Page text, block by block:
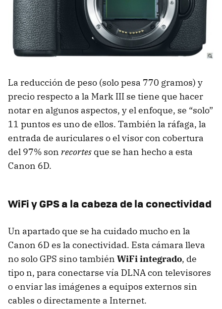
La reducción de peso (solo pesa 770 gramos) y
precio respecto a la Mark III se tiene que hacer
notar en algunos aspectos, y el enfoque, se “solo”
11 puntos es uno de ellos. También la ráfaga, la
entrada de auriculares o el visor con cobertura
del 97% son recortes que se han hecho a esta
Canon 6D.
WiFi yGPSa la cabeza de la conectividad
Un apartado que se ha cuidado mucho en la
Canon 6D es la conectividad. Esta cámara lleva
no solo GPS sino también WiFi integrado, de
tipo n, para conectarse vía DLNAcon televisores
o enviar las imágenes a equipos externos sin
cables o directamente a Internet.